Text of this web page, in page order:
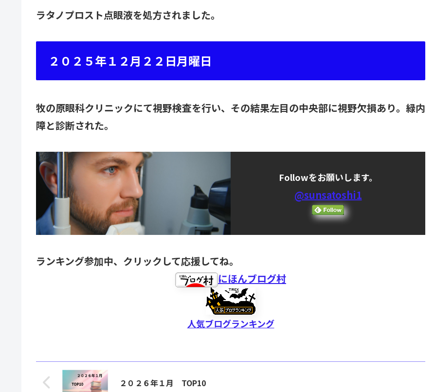
ラタノプロスト点眼液を処方されました。
２０２５年１２月２２日月曜日
牧の原眼科クリニックにて視野検査を行い、その結果左目の中央部に視野欠損あり。緑内
障と診断された。
Followをお願いします。
@sunsatoshi1
ランキング参加中、クリックして応援してね。
にほんブログ村
人気ブログランキング
２０２６年１月 TOP10